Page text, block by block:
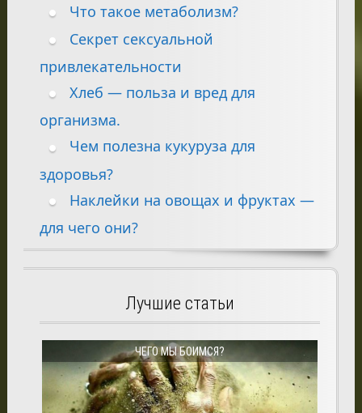
Что такое метаболизм?
Секрет сексуальной
привлекательности
Хлеб — польза и вред для
организма.
Чем полезна кукуруза для
здоровья?
Наклейки на овощах и фруктах —
для чего они?
Лучшие статьи
ЧЕГО МЫ БОИМСЯ?